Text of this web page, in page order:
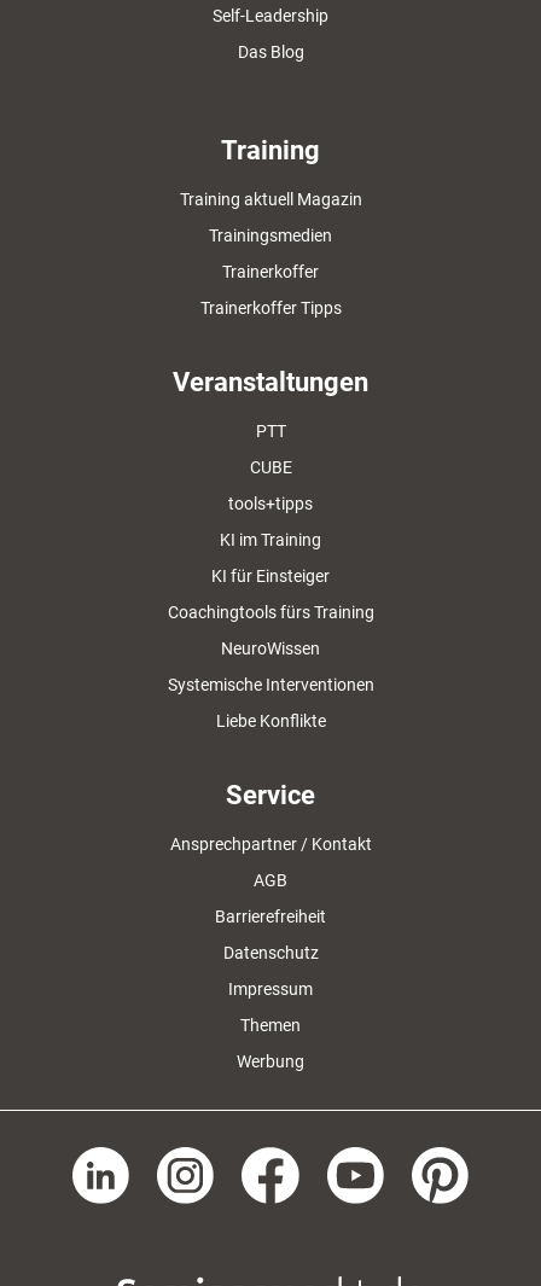
Self-Leadership
Das Blog
Training
Training aktuell Magazin
Trainingsmedien
Trainerkoffer
Trainerkoffer Tipps
Veranstaltungen
PTT
CUBE
tools+tipps
KI im Training
KI für Einsteiger
Coachingtools fürs Training
NeuroWissen
Systemische Interventionen
Liebe Konflikte
Service
Ansprechpartner / Kontakt
AGB
Barrierefreiheit
Datenschutz
Impressum
Themen
Werbung